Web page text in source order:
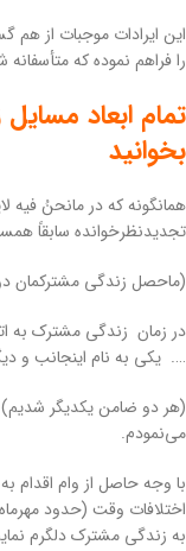
این ایرادات موجبات از
را فراهم نموده که
تمام ابعاد
بخوانید
همانگونه که در مانحنُ
تجدیدنظرخوانده سابقاً
(ماحصل زندگی مشترکمان
در زمان زندگی مشترک به
…. یکی به نام اینجانب و
(هر دو ضامن یکدیگر شدیم)
می‌نمودم.
با وجه حاصل از وام اقدام
به زندگی مشترک دلگرم